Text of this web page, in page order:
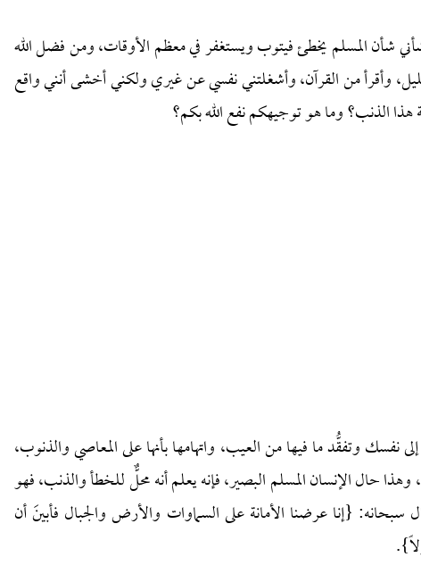
شأن المسلم يخطئ فيتوب ويستغفر في معظم الأوقات، ومن فضل الله
وأقرأ من القرآن، وأشغلتني نفسي عن غيري ولكني أخشى أنني واقع
الذنب؟ وما هو توجيهكم نفع الله بكم؟
وتفقُّد ما فيها من العيب، واتهامها بأنها على المعاصي والذنوب،
حال الإنسان المسلم البصير، فإنه يعلم أنه محلٌّ للخطأ والذنب، فهو
سبحانه: {إنا عرضنا الأمانة على السماوات والأرض والجبال فأبينَ أن